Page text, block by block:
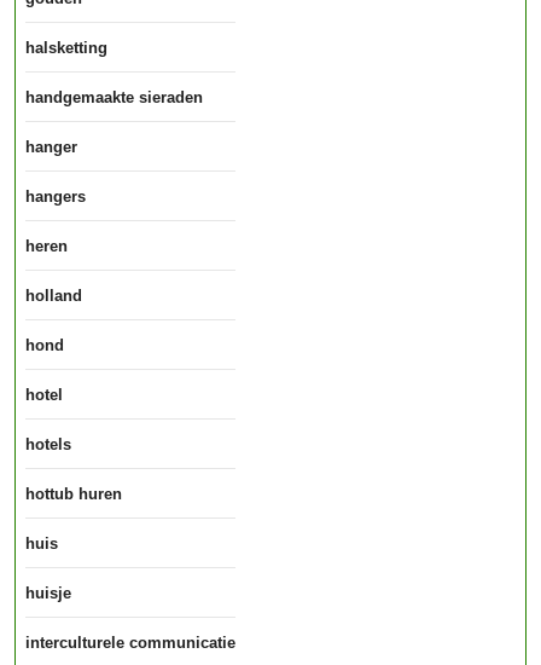
halsketting
handgemaakte sieraden
hanger
hangers
heren
holland
hond
hotel
hotels
hottub huren
huis
huisje
interculturele communicatie